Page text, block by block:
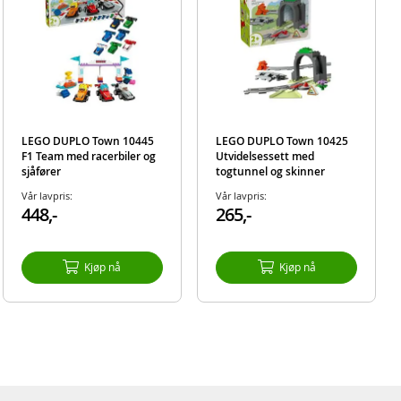
to
med
LEGO DUPLO Town 10445
F1 Team med racerbiler og
sjåfører
Vår lavpris:
448,-
Kjøp nå
LEGO DUPLO Town 10425
Utvidelsessett med
togtunnel og skinner
Vår lavpris:
265,-
Kjøp nå